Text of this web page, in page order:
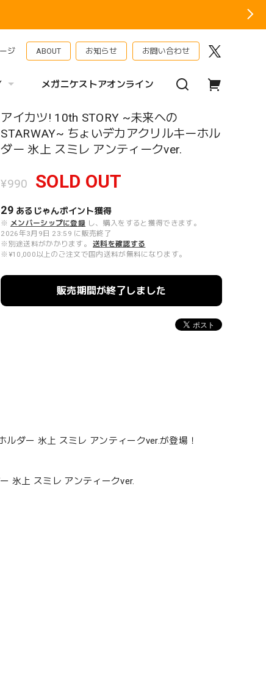
ジ ABOUT お知らせ お問い合わせ
メガニケストアオンライン
アイカツ! 10th STORY ~未来への
STARWAY~ ちょいデカアクリルキーホル
ダー 氷上 スミレ アンティークver.
¥990 SOLD OUT
29 あるじゃんポイント獲得
※ メンバーシップに登録 し、購入をすると獲得できます。
2026年3月9日 23:59 に販売終了
※別途送料がかかります。
送料を確認する
※¥10,000以上のご注文で国内送料が無料になります。
販売期間が終了しました
ダー 氷上 スミレ アンティークver.が登場！
氷上 スミレ アンティークver.